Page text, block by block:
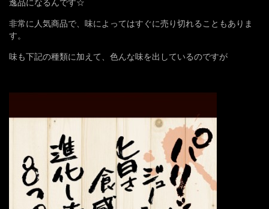
非常に人気商品で、味によってはすぐに売り切れることもありま
す。
味も下記の種類に加えて、色んな味を出しているのですが